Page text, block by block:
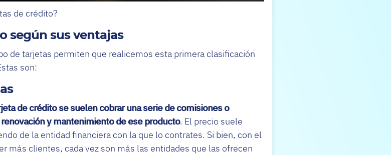
de crédito?
según sus ventajas
de tarjetas permiten que realicemos esta primera clasificación
son:
de crédito se suelen cobrar una serie de comisiones o
y mantenimiento de ese producto. El precio suele
de la entidad financiera con la que lo contrates. Si bien, con el
más clientes, cada vez son más las entidades que las ofrecen